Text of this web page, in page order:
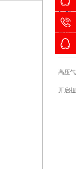
高
口径：
特点
高压
开启